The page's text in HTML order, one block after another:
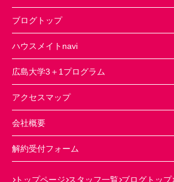
ブログトップ
ハウスメイトnavi
広島大学3＋1プログラム
アクセスマップ
会社概要
解約受付フォーム
トップページ スタッフ一覧 ブログトップ